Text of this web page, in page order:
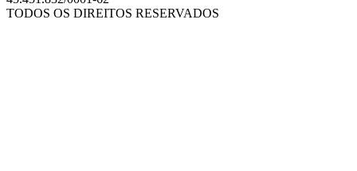
TODOS OS DIREITOS RESERVADOS